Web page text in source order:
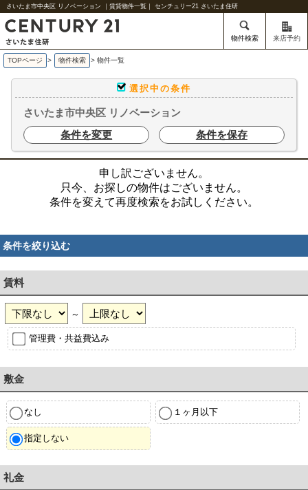
さいたま市中央区 リノベーション ｜賃貸物件一覧｜ センチュリー21 さいたま住研
物件検索 来店予約
TOPページ > 物件検索 > 物件一覧
選択中の条件
さいたま市中央区 リノベーション
条件を変更
条件を保存
申し訳ございません。
只今、お探しの物件はございません。
条件を変えて再度検索をお試しください。
条件を絞り込む
賃料
～
管理費・共益費込み
敷金
なし １ヶ月以下
指定しない
礼金